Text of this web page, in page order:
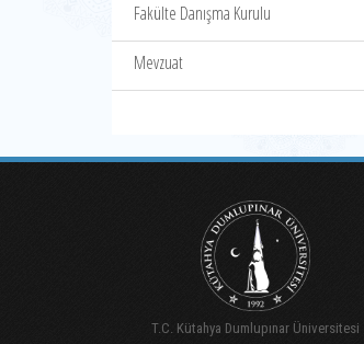
Fakülte Danışma Kurulu
Mevzuat
T.C. Kütahya Dumlupınar Üniversitesi